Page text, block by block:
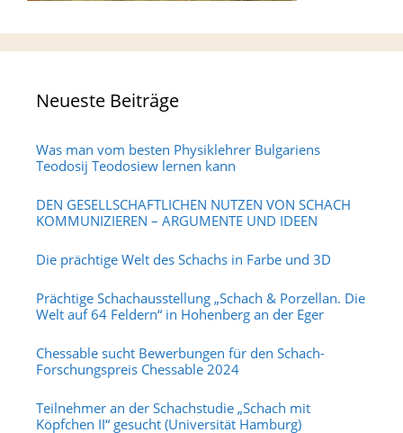
Neueste Beiträge
Was man vom besten Physiklehrer Bulgariens
Teodosij Teodosiew lernen kann
DEN GESELLSCHAFTLICHEN NUTZEN VON SCHACH
KOMMUNIZIEREN – ARGUMENTE UND IDEEN
Die prächtige Welt des Schachs in Farbe und 3D
Prächtige Schachausstellung „Schach & Porzellan. Die
Welt auf 64 Feldern“ in Hohenberg an der Eger
Chessable sucht Bewerbungen für den Schach-
Forschungspreis Chessable 2024
Teilnehmer an der Schachstudie „Schach mit
Köpfchen II“ gesucht (Universität Hamburg)